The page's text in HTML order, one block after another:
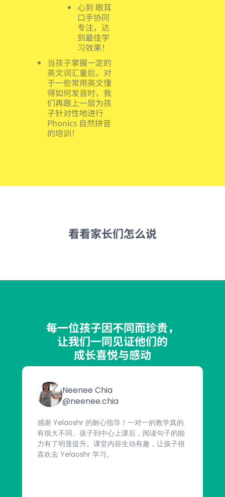
心到 眼耳
口手协同
专注，达
到最佳学
习效果！
当孩子掌握一定的
英文词汇量后，对
于一些常用英文懂
得如何发音时，我
们再跟上一层为孩
子针对性地进行
Phonics 自然拼音
的培训！
看看家长们怎么说
每一位孩子因不同而珍贵，
让我们一同见证他们的
成长喜悦与感动
Neenee Chia
@neenee.chia
感谢 Yelaoshr 的耐心指导！一对一的教学真的
有很大不同。孩子到中心上课后，阅读句子的能
力有了明显提升。课堂内容生动有趣，让孩子很
喜欢去 Yelaoshr 学习。